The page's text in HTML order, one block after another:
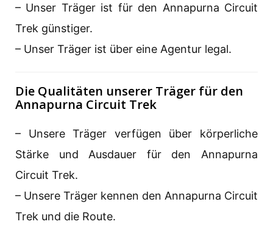
– Unser Träger ist für den Annapurna Circuit
Trek günstiger.
– Unser Träger ist über eine Agentur legal.
Die Qualitäten unserer Träger für den
Annapurna Circuit Trek
– Unsere Träger verfügen über körperliche
Stärke und Ausdauer für den Annapurna
Circuit Trek.
– Unsere Träger kennen den Annapurna Circuit
Trek und die Route.